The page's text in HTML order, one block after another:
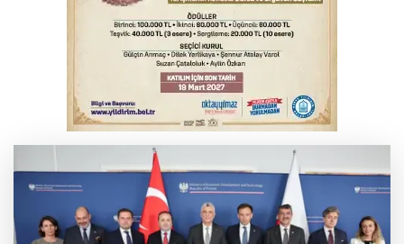
Serbest piyasada döviz fiyatları
Serbest piyasada altın fiyatları...